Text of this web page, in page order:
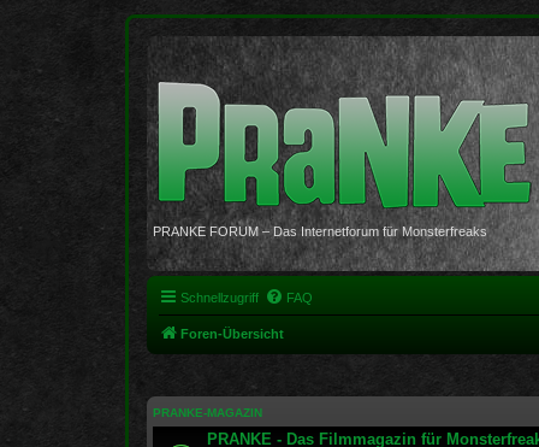
PRANKE FORUM – Das Internetforum für Monsterfreaks
Schnellzugriff FAQ
Foren-Übersicht
PRANKE-MAGAZIN
PRANKE - Das Filmmagazin für